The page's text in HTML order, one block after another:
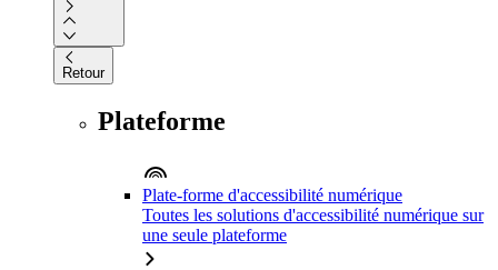
Retour
Plateforme
Plate-forme d'accessibilité numérique
Toutes les solutions d'accessibilité numérique sur
une seule plateforme